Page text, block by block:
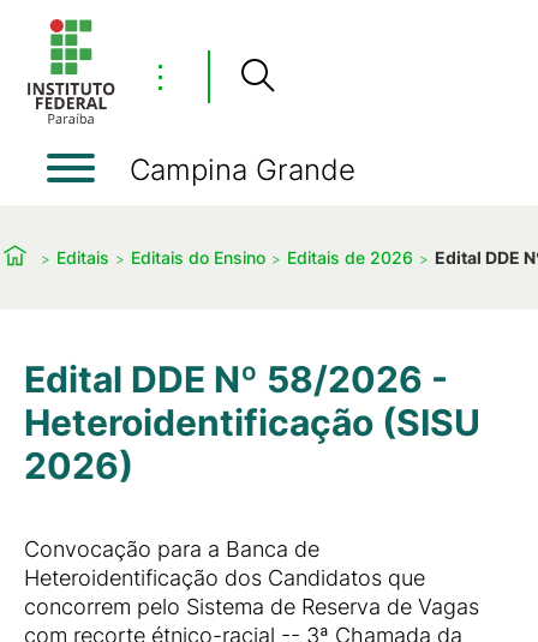
⋮
Campina Grande
Editais Editais do Ensino Editais de 2026 Edital DDE
Edital DDE Nº 58/2026 -
Heteroidentificação (SISU
2026)
Convocação para a Banca de
Heteroidentificação dos Candidatos que
concorrem pelo Sistema de Reserva de Vagas
com recorte étnico-racial -- 3ª Chamada da